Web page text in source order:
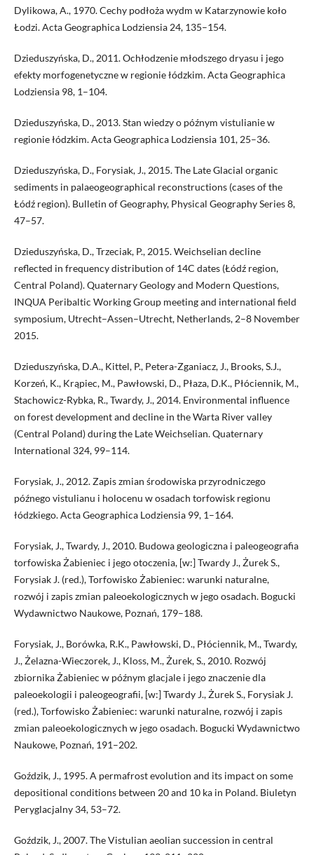
Dylikowa, A., 1970. Cechy podłoża wydm w Katarzynowie koło
Łodzi. Acta Geographica Lodziensia 24, 135–154.
Dzieduszyńska, D., 2011. Ochłodzenie młodszego dryasu i jego
efekty morfo­genetyczne w regionie łódzkim. Acta Geographica
Lodziensia 98, 1–104.
Dzieduszyńska, D., 2013. Stan wiedzy o późnym vistulianie w
regionie łódz­kim. Acta Geographica Lodziensia 101, 25–36.
Dzieduszyńska, D., Forysiak, J., 2015. The Late Glacial organic
sediments in palaeogeographical reconstructions (cases of the
Łódź region). Bulletin of Geography, Physical Geography Series 8,
47–57.
Dzieduszyńska, D., Trzeciak, P., 2015. Weichselian decline
reflected in frequ­ency distribution of 14C dates (Łódź region,
Central Poland). Quaternary Geology and Modern Questions,
INQUA Peribaltic Working Group mee­ting and international field
symposium, Utrecht–Assen–Utrecht, Nether­lands, 2–8 November
2015.
Dzieduszyńska, D.A., Kittel, P., Petera-Zganiacz, J., Brooks, S.J.,
Korzeń, K., Krąpiec, M., Pawłowski, D., Płaza, D.K., Płóciennik, M.,
Stachowicz-Ryb­ka, R., Twardy, J., 2014. Environmental influence
on forest development and decline in the Warta River valley
(Central Poland) during the Late Weichselian. Quaternary
International 324, 99–114.
Forysiak, J., 2012. Zapis zmian środowiska przyrodniczego
późnego vistulia­nu i holocenu w osadach torfowisk regionu
łódzkiego. Acta Geographica Lodziensia 99, 1–164.
Forysiak, J., Twardy, J., 2010. Budowa geologiczna i paleogeografia
torfowiska Żabieniec i jego otoczenia, [w:] Twardy J., Żurek S.,
Forysiak J. (red.), Torfo­wisko Żabieniec: warunki naturalne,
rozwój i zapis zmian paleoekologicz­nych w jego osadach. Bogucki
Wydawnictwo Naukowe, Poznań, 179–188.
Forysiak, J., Borówka, R.K., Pawłowski, D., Płóciennik, M., Twardy,
J., Żela­zna-Wieczorek, J., Kloss, M., Żurek, S., 2010. Rozwój
zbiornika Żabieniec w późnym glacjale i jego znaczenie dla
paleoekologii i paleogeografii, [w:] Twardy J., Żurek S., Forysiak J.
(red.), Torfowisko Żabieniec: warunki natu­ralne, rozwój i zapis
zmian paleoekologicznych w jego osadach. Bogucki Wydawnictwo
Naukowe, Poznań, 191–202.
Goździk, J., 1995. A permafrost evolution and its impact on some
depositio­nal conditions between 20 and 10 ka in Poland. Biuletyn
Peryglacjalny 34, 53–72.
Goździk, J., 2007. The Vistulian aeolian succession in central